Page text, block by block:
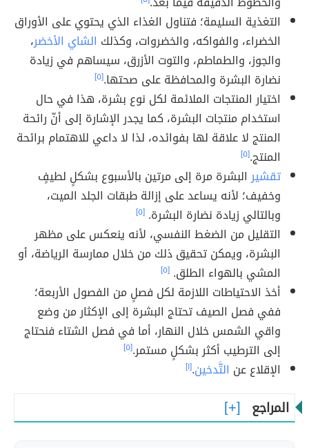
التغذية السليمة؛ فتناول الغذاء الذي يحتوي على الأوراق
الخضراء، والفواكه، والخضروات، وكذلك الشاي الأخضر،
والجوز، والطماطم، والتوت الأزرق، سيساهم في زيادة
نضارة البشرة والمحافظة على صحتها.[٥]
اختيار المنتجات الملائمة لكل نوع بشرة، هذا في حال
استخدام منتجات البشرة، كما يجدر الإشارة إلى أنّ رائحة
المنتج لا علاقة لها بفوائده، لذا لا داعي للاهتمام برائحة
المنتج.[٥]
تقشيرالبشرة مرة إلى مرتين بالأسبوع بشكلٍ لطيفٍ
وخفيف؛ لأنه يساعد على إزالة طبقات الجلد الميت،
وبالتالي زيادة نضارة البشرة. [٥]
التقليل من الضغط النفسي، لأنه ينعكس على مظهر
البشرة، ويمكن تحقيق ذلك من خلال ممارسة الرياضة، أو
المشي بالهواء الطلق. [٥]
أخذ الاحتياطات اللازمة لكل فصلٍ من الفصول الأربعة؛
ففي فصل الصيف تحتاج البشرة إلى الإكثار من وضع
واقي الشمس خلال النهار، أما في فصل الشتاء فنحتاج
إلى الترطيب أكثر بشكلٍ مستمر.[٥]
الإقلاع عن التَّدخين.[١]
المراجع